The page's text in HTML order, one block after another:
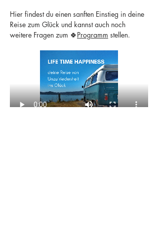
Hier findest du einen sanften Einstieg in deine
Reise zum Glück und kannst auch noch
weitere Fragen zum 🍀Programm stellen.